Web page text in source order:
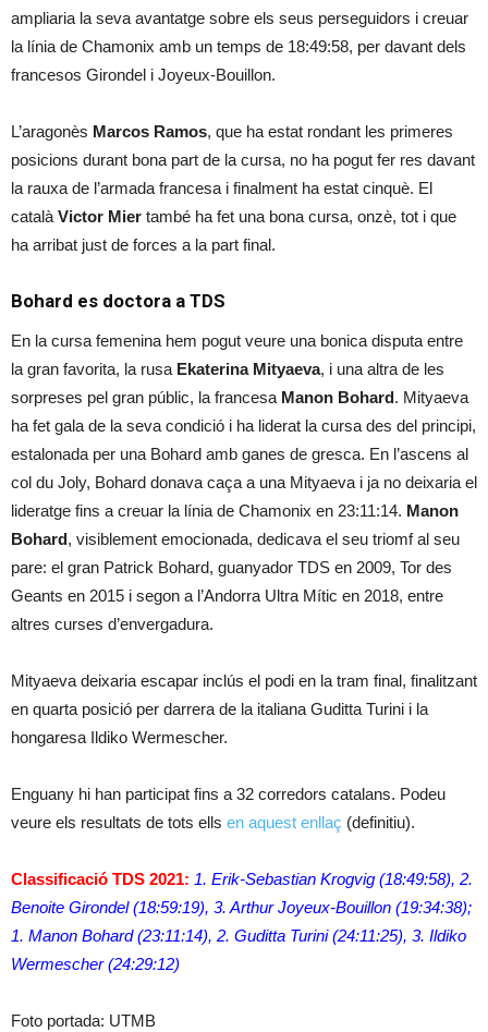
ampliaria la seva avantatge sobre els seus perseguidors i creuar
la línia de Chamonix amb un temps de 18:49:58, per davant dels
francesos Girondel i Joyeux-Bouillon.
L’aragonès Marcos Ramos, que ha estat rondant les primeres
posicions durant bona part de la cursa, no ha pogut fer res davant
la rauxa de l’armada francesa i finalment ha estat cinquè. El
català Victor Mier també ha fet una bona cursa, onzè, tot i que
ha arribat just de forces a la part final.
Bohard es doctora a TDS
En la cursa femenina hem pogut veure una bonica disputa entre
la gran favorita, la rusa Ekaterina Mityaeva, i una altra de les
sorpreses pel gran públic, la francesa Manon Bohard. Mityaeva
ha fet gala de la seva condició i ha liderat la cursa des del principi,
estalonada per una Bohard amb ganes de gresca. En l’ascens al
col du Joly, Bohard donava caça a una Mityaeva i ja no deixaria el
lideratge fins a creuar la línia de Chamonix en 23:11:14. Manon
Bohard, visiblement emocionada, dedicava el seu triomf al seu
pare: el gran Patrick Bohard, guanyador TDS en 2009, Tor des
Geants en 2015 i segon a l’Andorra Ultra Mític en 2018, entre
altres curses d’envergadura.
Mityaeva deixaria escapar inclús el podi en la tram final, finalitzant
en quarta posició per darrera de la italiana Guditta Turini i la
hongaresa Ildiko Wermescher.
Enguany hi han participat fins a 32 corredors catalans. Podeu
veure els resultats de tots ells en aquest enllaç (definitiu).
Classificació TDS 2021: 1. Erik-Sebastian Krogvig (18:49:58), 2.
Benoite Girondel (18:59:19), 3. Arthur Joyeux-Bouillon (19:34:38);
1. Manon Bohard (23:11:14), 2. Guditta Turini (24:11:25), 3. Ildiko
Wermescher (24:29:12)
Foto portada: UTMB